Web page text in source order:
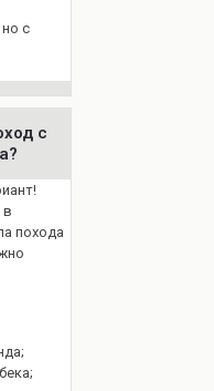
с
с
в
похода